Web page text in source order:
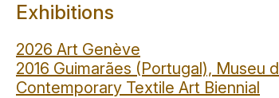
Exhibitions
2026 Art Genève
2016 Guimarães (Portugal), Museu
Contemporary Textile Art Biennial